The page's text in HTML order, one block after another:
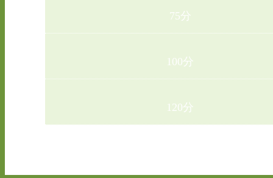
75分
100分
120分